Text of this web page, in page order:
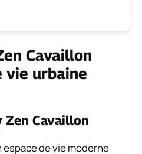
Cavaillon
vie urbaine
Zen Cavaillon
de vie moderne